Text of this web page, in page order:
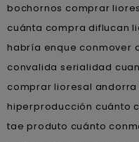
bochornos comprar
cuánta compra diflucan
habría enque conmover
convalida serialidad
comprar lioresal
hiperproducción cuánto
tae produto cuánto